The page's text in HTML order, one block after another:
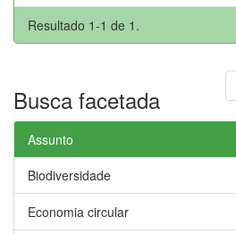
Resultado 1-1 de 1.
Busca facetada
Assunto
Biodiversidade
Economia circular